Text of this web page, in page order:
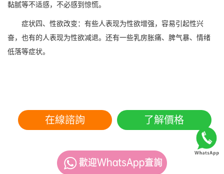
黏腻等不适感，不必感到惊慌。
症状四、性欲改变：有些人表现为性欲增强，容易引起性兴
奋，也有的人表现为性欲减退。还有一些乳房胀痛、脾气暴、情绪
低落等症状。
在線諮詢 了解價格